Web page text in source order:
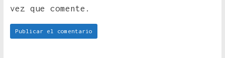
vez que comente.